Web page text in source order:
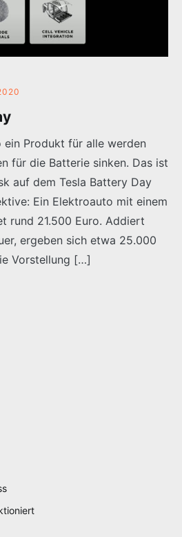
ein Produkt für alle werden
für die Batterie sinken. Das ist
auf dem Tesla Battery Day
Ein Elektroauto mit einem
rund 21.500 Euro. Addiert
ergeben sich etwa 25.000
Vorstellung […]